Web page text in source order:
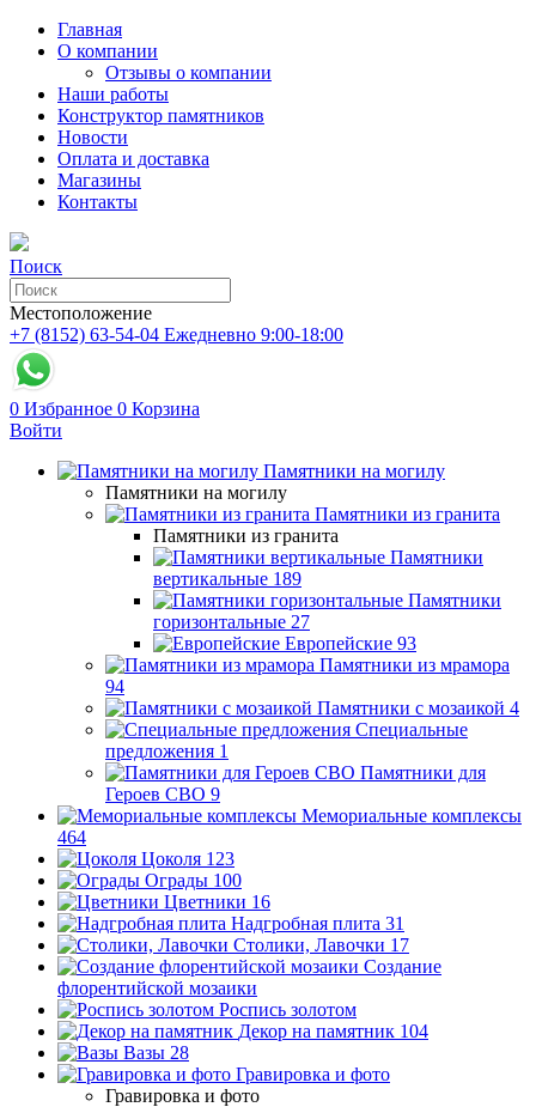
Главная
О компании
Отзывы о компании
Наши работы
Конструктор памятников
Новости
Оплата и доставка
Магазины
Контакты
Поиск
Местоположение
+7 (8152) 63-54-04 Ежедневно 9:00-18:00
0 Избранное 0 Корзина
Войти
Памятники на могилу
Памятники на могилу
Памятники из гранита
Памятники из гранита
Памятники
вертикальные 189
Памятники
горизонтальные 27
Европейские 93
Памятники из мрамора
94
Памятники с мозаикой 4
Специальные
предложения 1
Памятники для
Героев СВО 9
Мемориальные комплексы
464
Цоколя 123
Ограды 100
Цветники 16
Надгробная плита 31
Столики, Лавочки 17
Создание
флорентийской мозаики
Роспись золотом
Декор на памятник 104
Вазы 28
Гравировка и фото
Гравировка и фото